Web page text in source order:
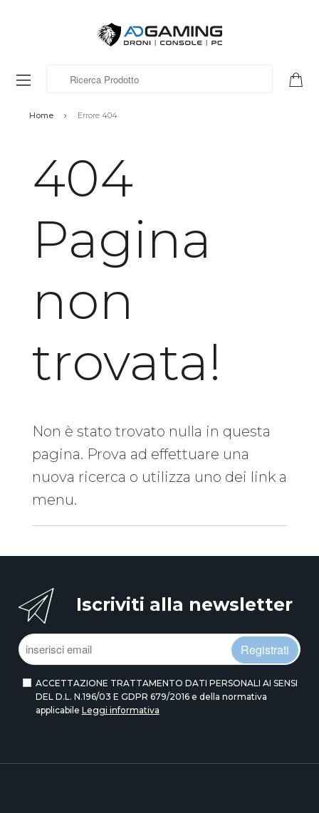
Home Errore 404
404
Pagina
non
trovata!
Non è stato trovato nulla in questa
pagina. Prova ad effettuare una
nuova ricerca o utilizza uno dei link a
menu.
Iscriviti alla newsletter
Registrati
ACCETTAZIONE TRATTAMENTO DATI PERSONALI AI SENSI
DEL D.L. N.196/03 E GDPR 679/2016 e della normativa
applicabile Leggi informativa